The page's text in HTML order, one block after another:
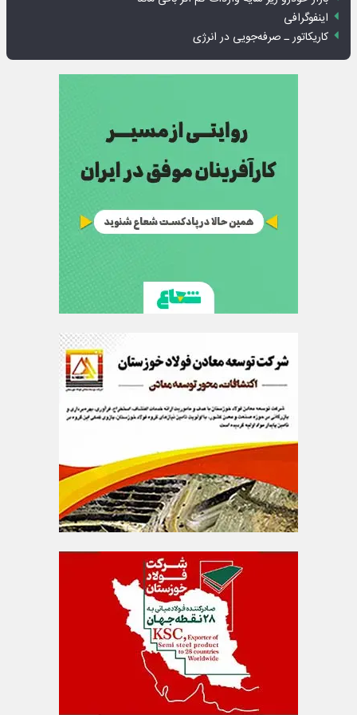
اینفوگرافی
کاریکاتور ـ صرفه‌جویی در انرژی